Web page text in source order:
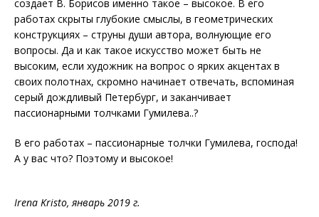
создает В. Борисов именно такое – высокое. В его
работах скрыты глубокие смыслы, в геометрических
конструкциях – струны души автора, волнующие его
вопросы. Да и как такое искусство может быть не
высоким, если художник на вопрос о ярких акцентах в
своих полотнах, скромно начинает отвечать, вспоминая
серый дождливый Петербург, и заканчивает
пассионарными толчками Гумилева..?
В его работах – пассионарные толчки Гумилева, господа!
А у вас что? Поэтому и высокое!
Irena Kristo, январь 2019 г.